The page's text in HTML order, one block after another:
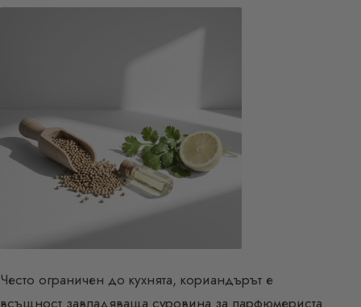
Често ограничен до кухнята, кориандърът е
всъщност завладяваща суровина за парфюмериста.